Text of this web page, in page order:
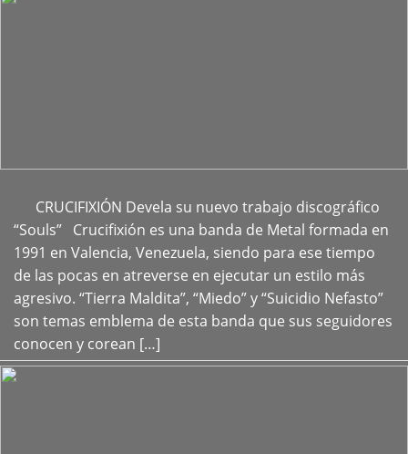
CRUCIFIXIÓN Devela su nuevo trabajo discográfico
“Souls” Crucifixión es una banda de Metal formada en
1991 en Valencia, Venezuela, siendo para ese tiempo
de las pocas en atreverse en ejecutar un estilo más
agresivo. “Tierra Maldita”, “Miedo” y “Suicidio Nefasto”
son temas emblema de esta banda que sus seguidores
conocen y corean […]
+